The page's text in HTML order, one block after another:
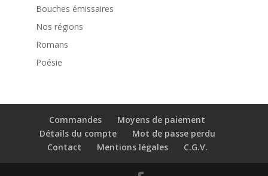
Bouches émissaires
Nos régions
Romans
Poésie
Commandes
Moyens de paiement
Détails du compte
Mot de passe perdu
Contact
Mentions légales C.G.V.